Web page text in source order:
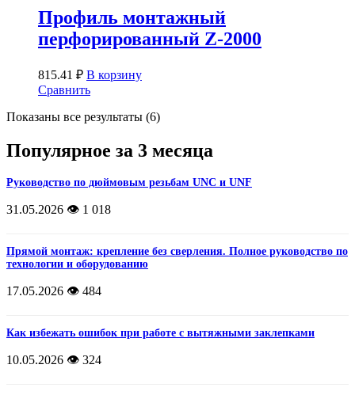
Профиль монтажный
перфорированный Z-2000
815.41 ₽ В корзину
Сравнить
Показаны все результаты (6)
Популярное за 3 месяца
Руководство по дюймовым резьбам UNC и UNF
31.05.2026 👁️ 1 018
Прямой монтаж: крепление без сверления. Полное руководство по
технологии и оборудованию
17.05.2026 👁️ 484
Как избежать ошибок при работе с вытяжными заклепками
10.05.2026 👁️ 324